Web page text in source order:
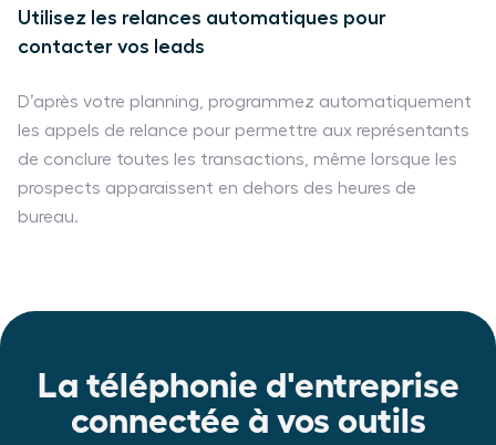
Utilisez les relances automatiques pour
contacter vos leads
D’après votre planning, programmez automatiquement
les appels de relance pour permettre aux représentants
de conclure toutes les transactions, même lorsque les
prospects apparaissent en dehors des heures de
bureau.
La téléphonie d'entreprise
connectée à vos outils